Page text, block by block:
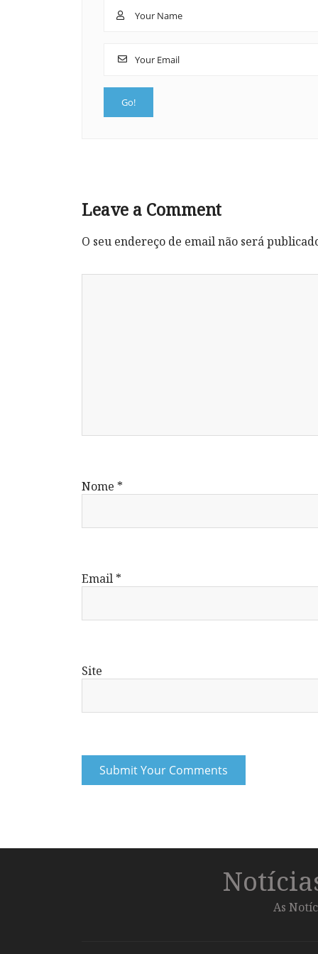
Leave a Comment
O seu endereço de email não será
Nome *
Email *
Site
As